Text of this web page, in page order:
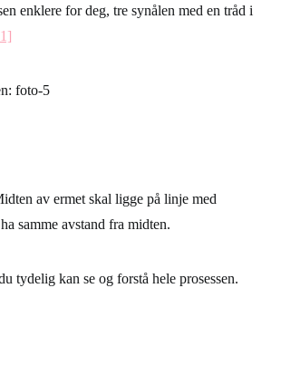
enklere for deg, tre synålen med en tråd i
av ermet skal ligge på linje med
samme avstand fra midten.
tydelig kan se og forstå hele prosessen.